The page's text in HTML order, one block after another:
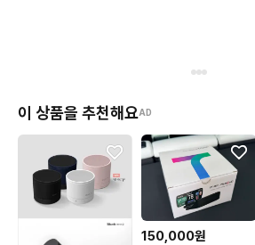
이 상품을 추천해요AD
150,000원